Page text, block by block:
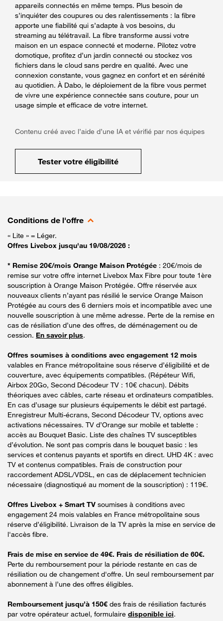
appareils connectés en même temps. Plus besoin de
s’inquiéter des coupures ou des ralentissements : la fibre
apporte une fiabilité qui s’adapte à vos besoins, du
streaming au télétravail. La fibre transforme aussi votre
maison en un espace connecté et moderne. Pilotez votre
domotique, profitez d’un jardin connecté ou stockez vos
fichiers dans le cloud sans perdre en qualité. Avec une
connexion constante, vous gagnez en confort et en sérénité
au quotidien. À Dabo, le déploiement de la fibre vous permet
de vivre une expérience connectée sans couture, pour un
usage simple et efficace de votre internet.
Contenu créé avec l’aide d’une IA et vérifié par nos équipes
Tester votre éligibilité
Conditions de l'offre
« Lite » = Léger.
Offres Livebox jusqu'au 19/08/2026 :
* Remise 20€/mois Orange Maison Protégée : 20€/mois de
remise sur votre offre internet Livebox Max Fibre pour toute 1ère
souscription à Orange Maison Protégée. Offre réservée aux
nouveaux clients n’ayant pas résilié le service Orange Maison
Protégée au cours des 6 derniers mois et incompatible avec une
nouvelle souscription à une même adresse. Perte de la remise en
cas de résiliation d’une des offres, de déménagement ou de
cession. En savoir plus.
Offres soumises à conditions avec engagement 12 mois
valables en France métropolitaine sous réserve d’éligibilité et de
couverture, avec équipements compatibles. (Répéteur Wifi,
Airbox 20Go, Second Décodeur TV : 10€ chacun). Débits
théoriques avec câbles, carte réseau et ordinateurs compatibles.
En cas d’usage sur plusieurs équipements le débit est partagé.
Enregistreur Multi-écrans, Second Décodeur TV, options avec
activations nécessaires. TV d’Orange sur mobile et tablette :
accès au Bouquet Basic. Liste des chaînes TV susceptibles
d’évolution. Ne sont pas compris dans le bouquet basic : les
services et contenus payants et sportifs en direct. UHD 4K : avec
TV et contenus compatibles. Frais de construction pour
raccordement ADSL/VDSL, en cas de déplacement technicien
nécessaire (diagnostiqué au moment de la souscription) : 119€.
Offres Livebox + Smart TV soumises à conditions avec
engagement 24 mois valables en France métropolitaine sous
réserve d’éligibilité. Livraison de la TV après la mise en service de
l'accès fibre.
Frais de mise en service de 49€. Frais de résiliation de 60€.
Perte du remboursement pour la période restante en cas de
résiliation ou de changement d'offre. Un seul remboursement par
abonnement à l’une des offres éligibles.
Remboursement jusqu’à 150€ des frais de résiliation facturés
par votre opérateur actuel, formulaire disponible ici.